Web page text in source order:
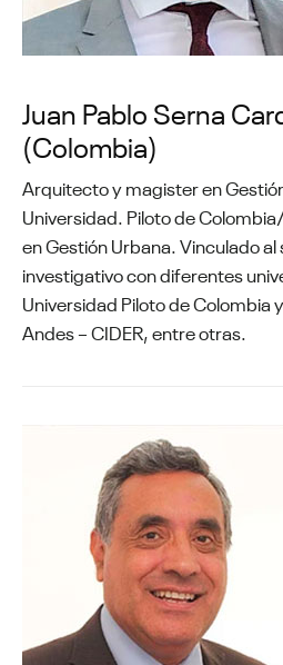
Juan Pablo Serna
(Colombia)
Arquitecto y magister en
Universidad. Piloto de
en Gestión Urbana. Vinculado
investigativo con diferentes
Universidad Piloto de Colombia
Andes – CIDER, entre otras.